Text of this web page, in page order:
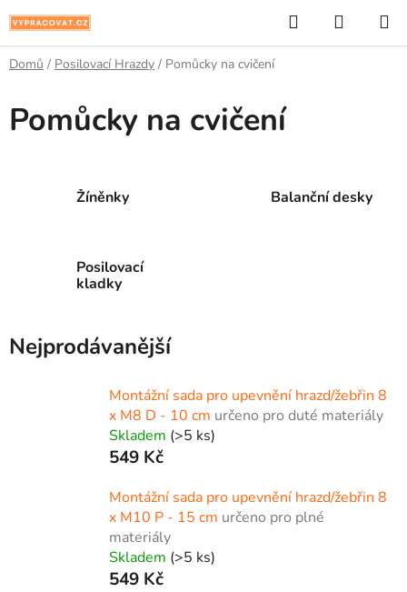
na
obsah
Hledat
KOŠÍK
Domů / Posilovací Hrazdy / Pomůcky na cvičení
Pomůcky na cvičení
Žíněnky Balanční desky
Posilovací
kladky
Nejprodávanější
Montážní sada pro upevnění hrazd/žebřin 8
x M8 D - 10 cm určeno pro duté materiály
Skladem (>5 ks)
549 Kč
Montážní sada pro upevnění hrazd/žebřin 8
x M10 P - 15 cm určeno pro plné
materiály
Skladem (>5 ks)
549 Kč